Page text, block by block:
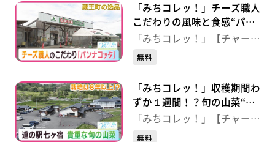
「みちコレッ！」チーズ職人
こだわりの風味と食感“パン
ナコッタ” 【産直市場みん
「みちコレッ！」【チャー
ジ！】
無料
「みちコレッ！」収穫期間わ
ずか１週間！？旬の山菜“行
者にんにく” 【道の駅七ヶ
「みちコレッ！」【チャー
ジ！】
無料